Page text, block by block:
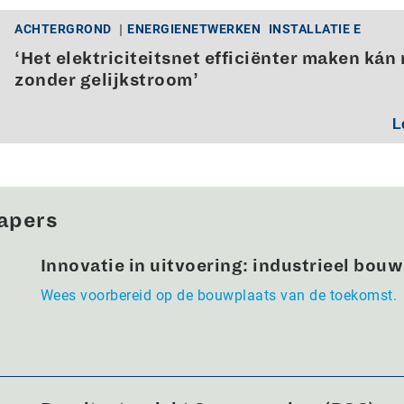
ACHTERGROND ENERGIENETWERKEN INSTALLATIE E
‘Het elektriciteitsnet efficiënter maken kán
zonder gelijkstroom’
Innovatie in uitvoering: industrieel
Wees voorbereid op de bouwplaats van de toekomst.